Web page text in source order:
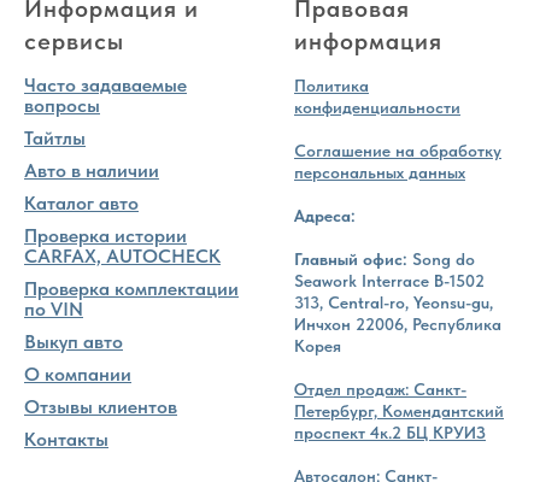
Информация и
сервисы
Часто задаваемые
вопросы
Тайтлы
Авто в наличии
Каталог авто
Проверка истории
CARFAX, AUTOCHECK
Проверка комплектации
по VIN
Выкуп авто
О компании
Отзывы клиентов
Контакты
Правовая
информация
Политика
конфиденциальности
Соглашение на обработку
персональных данных
Адреса:
Главный офис: Song do
Seawork Interrace B-1502
313, Central-ro, Yeonsu-gu,
Инчхон 22006, Республика
Корея
Отдел продаж: Санкт-
Петербург, Комендантский
проспект 4к.2 БЦ КРУИЗ
Автосалон: Санкт-